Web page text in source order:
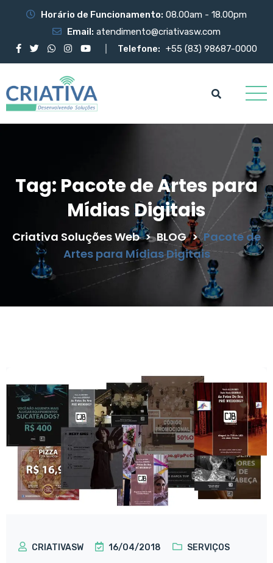
Horário de Funcionamento: 08.00am - 18.00pm
Email: atendimento@criativasw.com
Telefone: +55 (83) 98687-0000
Tag: Pacote de Artes para
Mídias Digitais
Criativa Soluções Web > BLOG > Pacote de
Artes para Mídias Digitais
CRIATIVASW 16/04/2018 SERVIÇOS